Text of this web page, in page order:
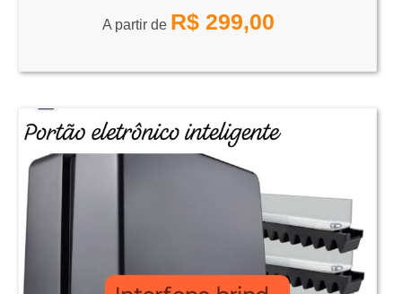
A partir de R$ 299,00